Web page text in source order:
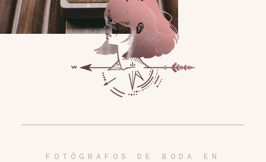
FOTÓGRAFOS DE BODA EN